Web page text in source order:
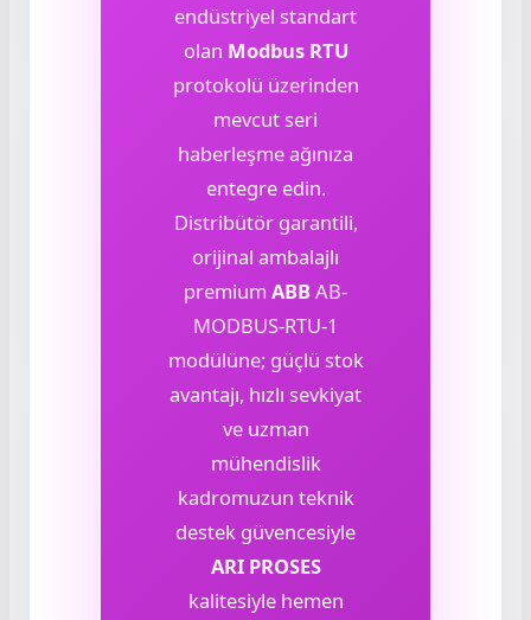
endüstriyel standart
olan Modbus RTU
protokolü üzerinden
mevcut seri
haberleşme ağınıza
entegre edin.
Distribütör garantili,
orijinal ambalajlı
premium ABBAB-
MODBUS-RTU-1
modülüne; güçlü stok
avantajı, hızlı sevkiyat
ve uzman
mühendislik
kadromuzun teknik
destek güvencesiyle
ARI PROSES
kalitesiyle hemen